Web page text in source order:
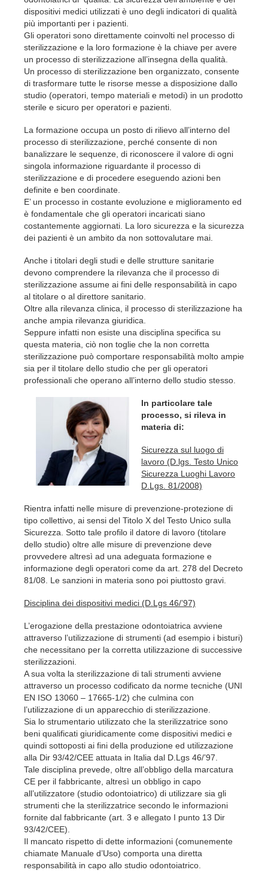
dispositivi medici utilizzati è uno degli indicatori di qualità
più importanti per i pazienti.
Gli operatori sono direttamente coinvolti nel processo di
sterilizzazione e la loro formazione è la chiave per avere
un processo di sterilizzazione all’insegna della qualità.
Un processo di sterilizzazione ben organizzato, consente
di trasformare tutte le risorse messe a disposizione dallo
studio (operatori, tempo materiali e metodi) in un prodotto
sterile e sicuro per operatori e pazienti.
La formazione occupa un posto di rilievo all’interno del
processo di sterilizzazione, perché consente di non
banalizzare le sequenze, di riconoscere il valore di ogni
singola informazione riguardante il processo di
sterilizzazione e di procedere eseguendo azioni ben
definite e ben coordinate.
E’ un processo in costante evoluzione e miglioramento ed
è fondamentale che gli operatori incaricati siano
costantemente aggiornati. La loro sicurezza e la sicurezza
dei pazienti è un ambito da non sottovalutare mai.
Anche i titolari degli studi e delle strutture sanitarie
devono comprendere la rilevanza che il processo di
sterilizzazione assume ai fini delle responsabilità in capo
al titolare o al direttore sanitario.
Oltre alla rilevanza clinica, il processo di sterilizzazione ha
anche ampia rilevanza giuridica.
Seppure infatti non esiste una disciplina specifica su
questa materia, ciò non toglie che la non corretta
sterilizzazione può comportare responsabilità molto ampie
sia per il titolare dello studio che per gli operatori
professionali che operano all’interno dello studio stesso.
In particolare tale
processo, si rileva in
materia di:
Sicurezza sul luogo di
lavoro (D.lgs. Testo Unico
Sicurezza Luoghi Lavoro
D.Lgs. 81/2008)
Rientra infatti nelle misure di prevenzione-protezione di
tipo collettivo, ai sensi del Titolo X del Testo Unico sulla
Sicurezza. Sotto tale profilo il datore di lavoro (titolare
dello studio) oltre alle misure di prevenzione deve
provvedere altresì ad una adeguata formazione e
informazione degli operatori come da art. 278 del Decreto
81/08. Le sanzioni in materia sono poi piuttosto gravi.
Disciplina dei dispositivi medici (D.Lgs 46/’97)
L’erogazione della prestazione odontoiatrica avviene
attraverso l’utilizzazione di strumenti (ad esempio i bisturi)
che necessitano per la corretta utilizzazione di successive
sterilizzazioni.
A sua volta la sterilizzazione di tali strumenti avviene
attraverso un processo codificato da norme tecniche (UNI
EN ISO 13060 – 17665-1/2) che culmina con
l’utilizzazione di un apparecchio di sterilizzazione.
Sia lo strumentario utilizzato che la sterilizzatrice sono
beni qualificati giuridicamente come dispositivi medici e
quindi sottoposti ai fini della produzione ed utilizzazione
alla Dir 93/42/CEE attuata in Italia dal D.Lgs 46/’97.
Tale disciplina prevede, oltre all’obbligo della marcatura
CE per il fabbricante, altresì un obbligo in capo
all’utilizzatore (studio odontoiatrico) di utilizzare sia gli
strumenti che la sterilizzatrice secondo le informazioni
fornite dal fabbricante (art. 3 e allegato I punto 13 Dir
93/42/CEE).
Il mancato rispetto di dette informazioni (comunemente
chiamate Manuale d’Uso) comporta una diretta
responsabilità in capo allo studio odontoiatrico.